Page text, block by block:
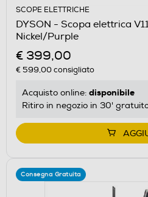
SCOPE ELETTRICHE
DYSON - Scopa elettrica
Nickel/Purple
€ 399,00
€ 599,00consigliato
Acquisto online: disponibile
Ritiro in negozio in 30'
Consegna Gratuita